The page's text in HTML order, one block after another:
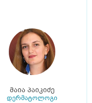
მაია პაიკიძე
დერმატოლოგი